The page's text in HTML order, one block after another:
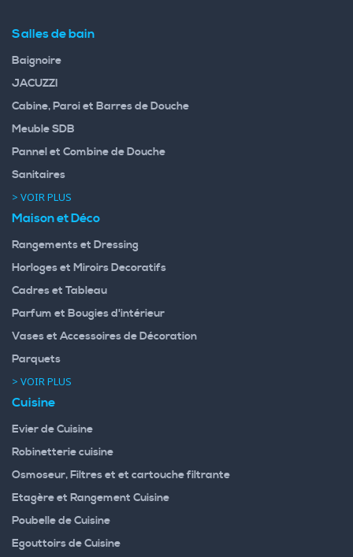
Salles de bain
Baignoire
JACUZZI
Cabine, Paroi et Barres de Douche
Meuble SDB
Pannel et Combine de Douche
Sanitaires
> VOIR PLUS
Maison et Déco
Rangements et Dressing
Horloges et Miroirs Decoratifs
Cadres et Tableau
Parfum et Bougies d'intérieur
Vases et Accessoires de Décoration
Parquets
> VOIR PLUS
Cuisine
Evier de Cuisine
Robinetterie cuisine
Osmoseur, Filtres et et cartouche filtrante
Etagère et Rangement Cuisine
Poubelle de Cuisine
Egouttoirs de Cuisine